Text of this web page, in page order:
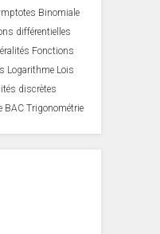
Binomiale
différentielles
Fonctions
Logarithme Lois
discrètes
BAC Trigonométrie